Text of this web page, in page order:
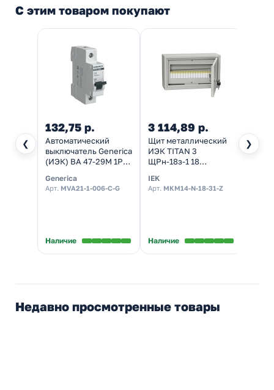
С этим товаром покупают
❮ ❯
132,75 р.
Автоматический
выключатель Generica
(ИЭК) ВА 47-29М 1Р
характеристика С
(автомат
Generica
Арт. MVA21-1-006-C-G
Наличие
3 114,89 р.
Щит металлический
ИЭК TITAN 3
ЩРн-18з-1 18
265х440х120 УХЛ3
IP31 серый
IEK
Арт. MKM14-N-18-31-Z
Наличие
22
Недавно просмотренные товары